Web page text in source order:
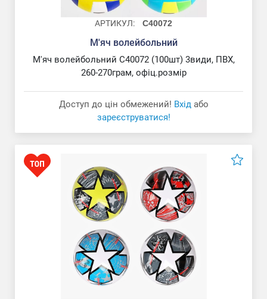
АРТИКУЛ: C40072
М'яч волейбольний
М'яч волейбольний C40072 (100шт) 3види, ПВХ,
260-270грам, офіц.розмір
Доступ до цін обмежений! Вхід або
зареєструватися!